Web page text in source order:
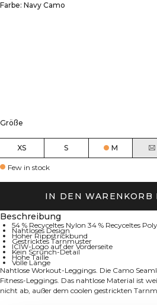
Farbe: Navy Camo
Größe
XS S M
Few in stock
IN DEN WARENKORB
Beschreibung
54 % Recyceltes Nylon 34 % Recyceltes
Nahtloses Design
Hoher Rippstrickbund
Gestricktes Tarnmuster
ICIW-Logo auf der Vorderseite
Kein Scrunch-Detail
Hohe Taille
Volle Länge
Nahtlose Workout-Leggings. Die Camo
Fitness-Leggings. Das nahtlose Material ist
nicht ab, außer dem coolen gestrickten